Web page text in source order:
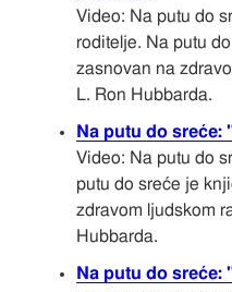
Video: Na putu do
roditelje. Na putu
zasnovan na
L. Ron Hubbarda.
Na putu do
Video: Na putu do
putu do sreće je
zdravom ljudskom
Hubbarda.
Na putu do sreće: